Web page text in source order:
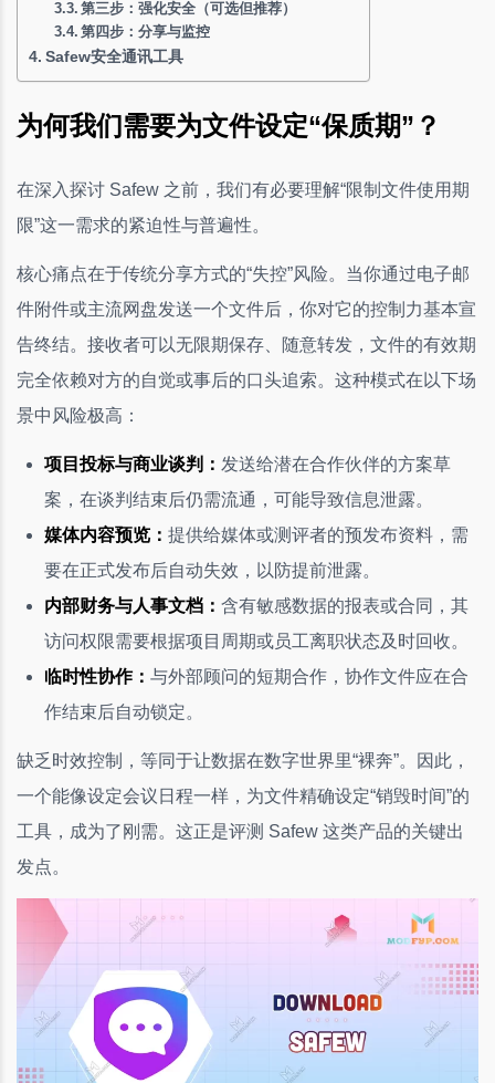
第三步：强化安全（可选但推荐）
第四步：分享与监控
Safew安全通讯工具
为何我们需要为文件设定“保质期”？
在深入探讨 Safew 之前，我们有必要理解“限制文件使用期
限”这一需求的紧迫性与普遍性。
核心痛点在于传统分享方式的“失控”风险。当你通过电子邮
件附件或主流网盘发送一个文件后，你对它的控制力基本宣
告终结。接收者可以无限期保存、随意转发，文件的有效期
完全依赖对方的自觉或事后的口头追索。这种模式在以下场
景中风险极高：
项目投标与商业谈判： 发送给潜在合作伙伴的方案草
案，在谈判结束后仍需流通，可能导致信息泄露。
媒体内容预览： 提供给媒体或测评者的预发布资料，需
要在正式发布后自动失效，以防提前泄露。
内部财务与人事文档： 含有敏感数据的报表或合同，其
访问权限需要根据项目周期或员工离职状态及时回收。
临时性协作： 与外部顾问的短期合作，协作文件应在合
作结束后自动锁定。
缺乏时效控制，等同于让数据在数字世界里“裸奔”。因此，
一个能像设定会议日程一样，为文件精确设定“销毁时间”的
工具，成为了刚需。这正是评测 Safew 这类产品的关键出
发点。